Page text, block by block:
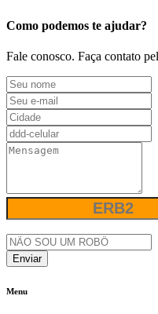
Como podemos te ajudar?
Fale conosco. Faça contato
Enviar
Menu